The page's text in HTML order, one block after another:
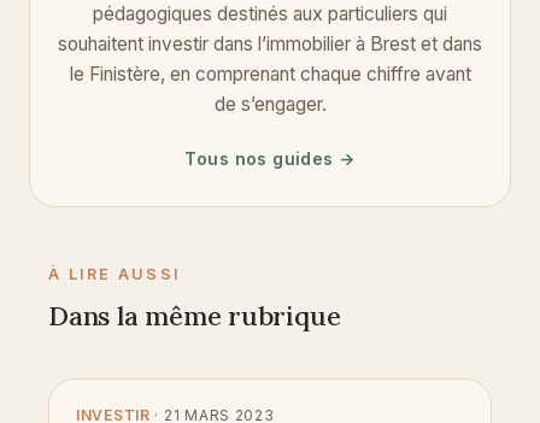
pédagogiques destinés aux particuliers qui
souhaitent investir dans l’immobilier à Brest et dans
le Finistère, en comprenant chaque chiffre avant
de s’engager.
Tous nos guides →
À LIRE AUSSI
Dans la même rubrique
INVESTIR · 21 MARS 2023